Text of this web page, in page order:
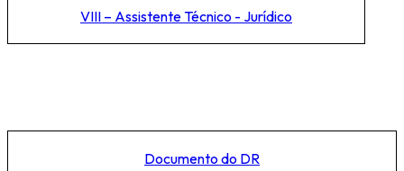
VIII – Assistente Técnico - Jurídico
Documento do DR